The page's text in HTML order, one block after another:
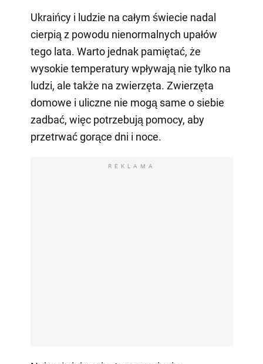
Ukraińcy i ludzie na całym świecie nadal
cierpią z powodu nienormalnych upałów
tego lata. Warto jednak pamiętać, że
wysokie temperatury wpływają nie tylko na
ludzi, ale także na zwierzęta. Zwierzęta
domowe i uliczne nie mogą same o siebie
zadbać, więc potrzebują pomocy, aby
przetrwać gorące dni i noce.
REKLAMA